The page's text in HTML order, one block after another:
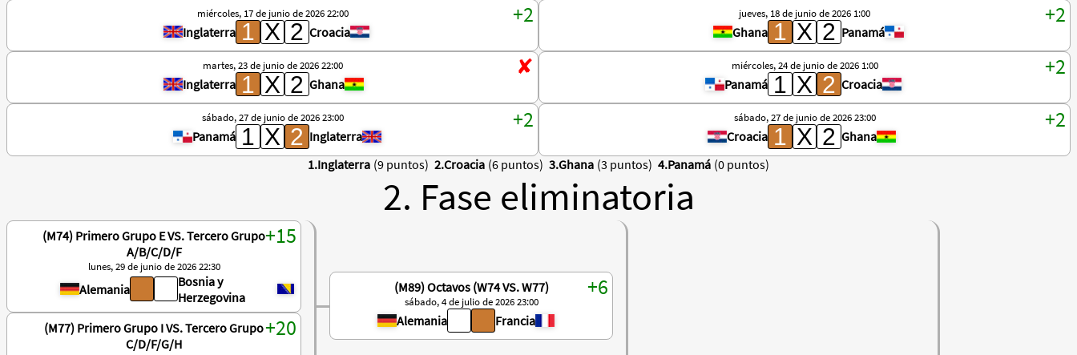
miércoles, 17 de junio de 2026 22:00
Inglaterra Croacia
jueves, 18 de junio de 2026 1:00
Ghana Panamá
martes, 23 de junio de 2026 22:00
Inglaterra Ghana
miércoles, 24 de junio de 2026 1:00
Panamá Croacia
sábado, 27 de junio de 2026 23:00
Panamá Inglaterra
sábado, 27 de junio de 2026 23:00
Croacia
Ghana
1.Inglaterra (9 puntos) 2.Croacia (6 puntos) 3.Ghana (3 puntos) 4.Panamá (0 puntos)
2. Fase eliminatoria
(M74) Primero Grupo E VS. Tercero Grupo
A/B/C/D/F
lunes, 29 de junio de 2026 22:30
Alemania
Bosnia y
Herzegovina
(M77) Primero Grupo I VS. Tercero Grupo
C/D/F/G/H
(M89) Octavos (W74 VS. W77)
sábado, 4 de julio de 2026 23:00
Alemania Francia